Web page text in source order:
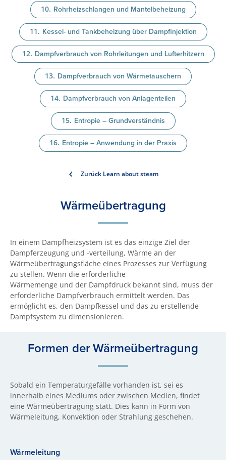
Rohrheizschlangen und Mantelbeheizung
Kessel- und Tankbeheizung über Dampfinjektion
Dampfverbrauch von Rohrleitungen und Lufterhitzern
Dampfverbrauch von Wärmetauschern
Dampfverbrauch von Anlagenteilen
Entropie – Grundverständnis
Entropie – Anwendung in der Praxis
Zurück Learn about steam
Wärmeübertragung
In einem Dampfheizsystem ist es das einzige Ziel der
Dampferzeugung und -verteilung, Wärme an der
Wärmeübertragungsfläche eines Prozesses zur Verfügung
zu stellen. Wenn die erforderliche
Wärmemenge und der Dampfdruck bekannt sind, muss der
erforderliche Dampfverbrauch ermittelt werden. Das
ermöglicht es, den Dampfkessel und das zu erstellende
Dampfsystem zu dimensionieren.
Formen der Wärmeübertragung
Sobald ein Temperaturgefälle vorhanden ist, sei es
innerhalb eines Mediums oder zwischen Medien, findet
eine Wärmeübertragung statt. Dies kann in Form von
Wärmeleitung, Konvektion oder Strahlung geschehen.
Wärmeleitung